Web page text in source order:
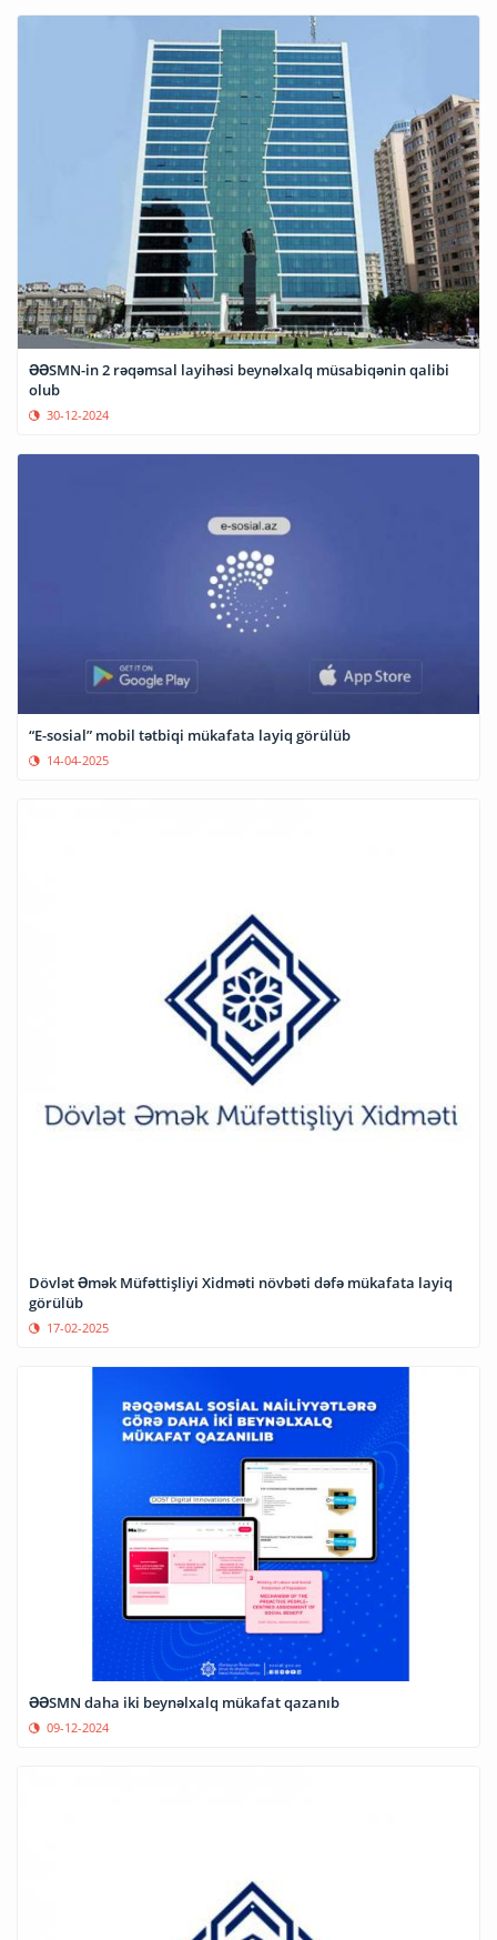
ƏƏSMN-in 2 rəqəmsal layihəsi beynəlxalq müsabiqənin qalibi
olub
30-12-2024
“E-sosial” mobil tətbiqi mükafata layiq görülüb
14-04-2025
Dövlət Əmək Müfəttişliyi Xidməti növbəti dəfə mükafata layiq
görülüb
17-02-2025
ƏƏSMN daha iki beynəlxalq mükafat qazanıb
09-12-2024